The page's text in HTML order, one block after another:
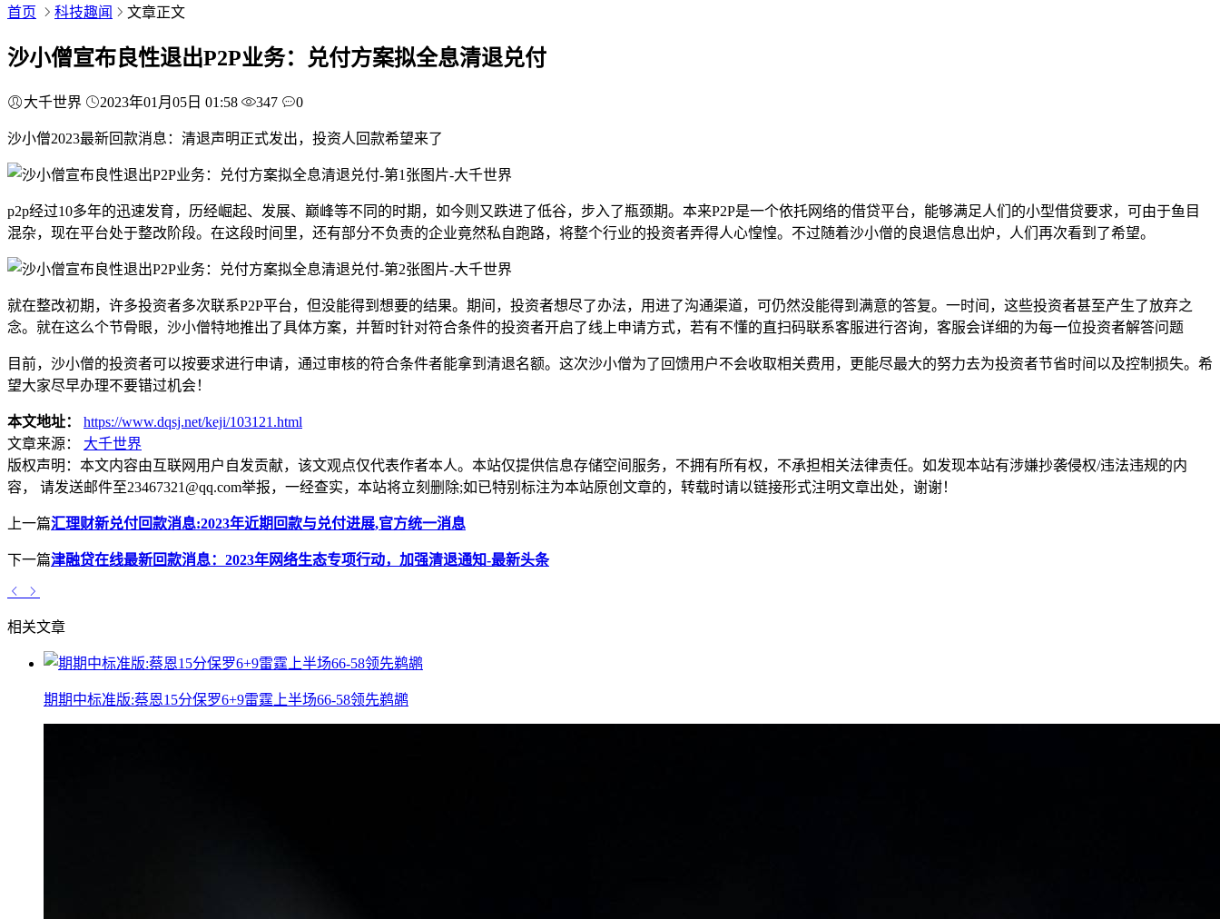
首页 科技趣闻 文章正文
沙小僧宣布良性退出P2P业务：兑付方案拟全息清退兑付
大千世界 2023年01月05日 01:58 347 0
沙小僧2023最新回款消息：清退声明正式发出，投资人回款希望来了
p2p经过10多年的迅速发育，历经崛起、发展、巅峰等不同的时期，如今则又跌进了低谷，步入了瓶颈期。本来P2P是一个依托网络的借贷平台，能够满足人们的小型借贷要求，可由于鱼目
混杂，现在平台处于整改阶段。在这段时间里，还有部分不负责的企业竟然私自跑路，将整个行业的投资者弄得人心惶惶。不过随着沙小僧的良退信息出炉，人们再次看到了希望。
就在整改初期，许多投资者多次联系P2P平台，但没能得到想要的结果。期间，投资者想尽了办法，用进了沟通渠道，可仍然没能得到满意的答复。一时间，这些投资者甚至产生了放弃之
念。就在这么个节骨眼，沙小僧特地推出了具体方案，并暂时针对符合条件的投资者开启了线上申请方式，若有不懂的直扫码联系客服进行咨询，客服会详细的为每一位投资者解答问题
目前，沙小僧的投资者可以按要求进行申请，通过审核的符合条件者能拿到清退名额。这次沙小僧为了回馈用户不会收取相关费用，更能尽最大的努力去为投资者节省时间以及控制损失。希
望大家尽早办理不要错过机会！
本文地址：
https://www.dqsj.net/keji/103121.html
文章来源：
大千世界
版权声明： 本文内容由互联网用户自发贡献，该文观点仅代表作者本人。本站仅提供信息存储空间服务，不拥有所有权，不承担相关法律责任。如发现本站有涉嫌抄袭侵权/违法违规的内
容， 请发送邮件至23467321@qq.com举报，一经查实，本站将立刻删除;如已特别标注为本站原创文章的，转载时请以链接形式注明文章出处，谢谢！
上一篇汇理财新兑付回款消息:2023年近期回款与兑付进展,官方统一消息
下一篇津融贷在线最新回款消息：2023年网络生态专项行动，加强清退通知-最新头条
相关文章
期期中标准版:蔡恩15分保罗6+9雷霆上半场66-58领先鹈鹕